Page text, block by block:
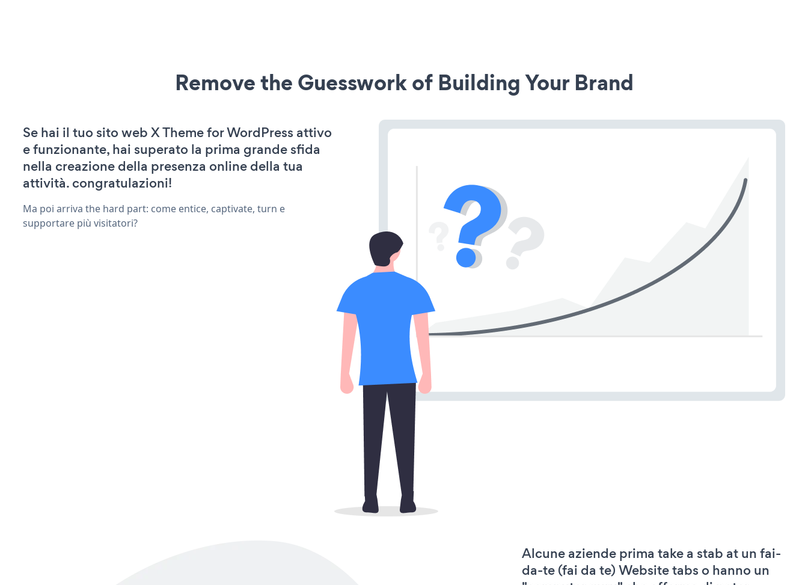
Remove the Guesswork of Building Your Brand
Se hai il tuo sito web X Theme for WordPress attivo
e funzionante, hai superato la prima grande sfida
nella creazione della presenza online della tua
attività. congratulazioni!
Ma poi arriva the hard part: come entice, captivate, turn e
supportare più visitatori?
Alcune aziende prima take a stab at un fai-
da-te (fai da te) Website tabs o hanno un